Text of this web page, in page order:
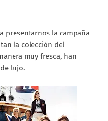
presentarnos la campaña
la colección del
muy fresca, han
lujo.